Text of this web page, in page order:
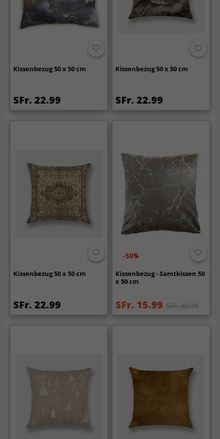
Kissenbezug 50 x 50 cm
SFr. 22.99
Kissenbezug 50 x 50 cm
SFr. 22.99
Kissenbezug 50 x 50 cm
SFr. 22.99
-50%
Kissenbezug - Samtkissen 50
x 50 cm
SFr. 15.99 SFr. 30.99